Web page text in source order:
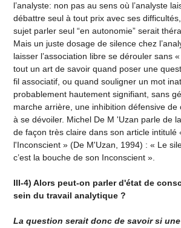
l’analyste: non pas au sens où l’analyste
débattre seul à tout prix avec ses
sujet parler seul “en autonomie” serait
Mais un juste dosage de silence chez
laisser l’association libre se dérouler sans
tout un art de savoir quand poser une
fil associatif, ou quand souligner un mot
probablement hautement signifiant, sans
marche arrière, une inhibition défensive de
à se dévoiler. Michel De M 'Uzan parle de
de façon très claire dans son article intitulé
l'Inconscient » (De M'Uzan, 1994) : « Le
c’est la bouche de son Inconscient ».
III-4) Alors peut-on parler d'état de
sein du travail analytique ?
La question serait donc de savoir si